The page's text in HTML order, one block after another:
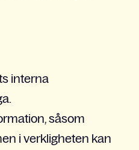
interna
såsom
i verkligheten kan